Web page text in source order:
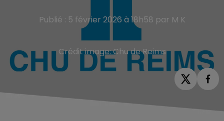
Publié : 5 février 2026 à 18h58 par M K
Crédit image:Chu de Reims